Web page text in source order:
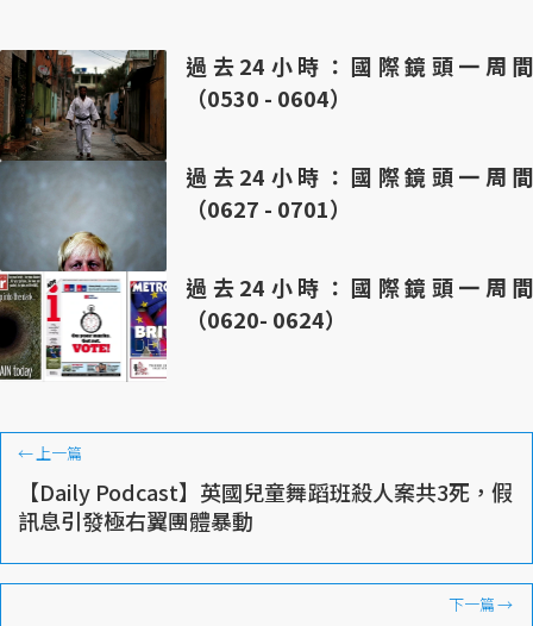
過去24小時：國際鏡頭一周間
（0530 - 0604）
過去24小時：國際鏡頭一周間
（0627 - 0701）
過去24小時：國際鏡頭一周間
（0620- 0624）
←上一篇
【Daily Podcast】英國兒童舞蹈班殺人案共3死，假
訊息引發極右翼團體暴動
下一篇→